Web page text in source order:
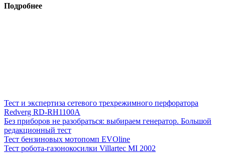
Подробнее
Тест и экспертиза сетевого трехрежимного перфоратора
Redverg RD-RH1100A
Без приборов не разобраться: выбираем генератор. Большой
редакционный тест
Тест бензиновых мотопомп EVOline
Тест робота-газонокосилки Villartec MI 2002